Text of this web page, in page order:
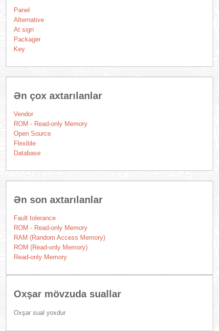
Panel
Alternative
At sign
Packager
Key
Ən çox axtarılanlar
Vendor
ROM - Read-only Memory
Open Source
Flexible
Database
Ən son axtarılanlar
Fault tolerance
ROM - Read-only Memory
RAM (Random Access Memory)
ROM (Read-only Memory)
Read-only Memory
Oxşar mövzuda suallar
Oxşar sual yoxdur